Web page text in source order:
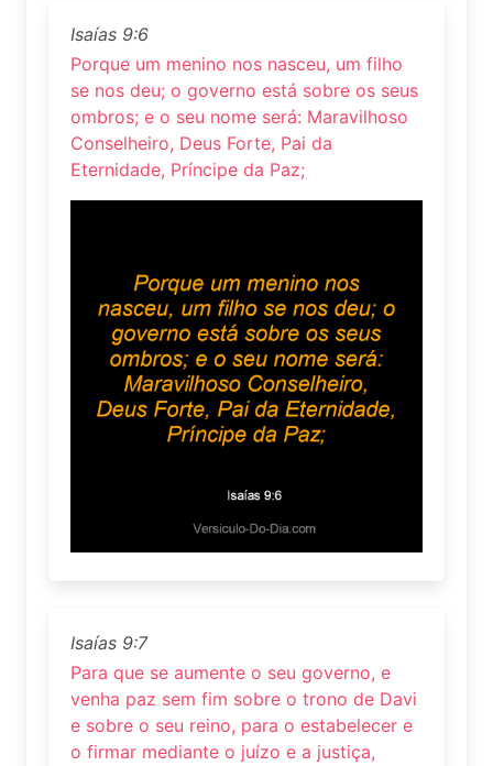
Isaías 9:6
Porque um menino nos nasceu, um filho
se nos deu; o governo está sobre os seus
ombros; e o seu nome será: Maravilhoso
Conselheiro, Deus Forte, Pai da
Eternidade, Príncipe da Paz;
Isaías 9:7
Para que se aumente o seu governo, e
venha paz sem fim sobre o trono de Davi
e sobre o seu reino, para o estabelecer e
o firmar mediante o juízo e a justiça,